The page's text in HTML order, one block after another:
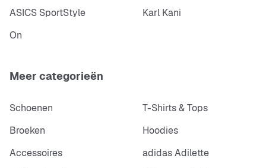
ASICS SportStyle
Karl Kani
On
Meer categorieën
Schoenen
T-Shirts & Tops
Broeken
Hoodies
Accessoires
adidas Adilette